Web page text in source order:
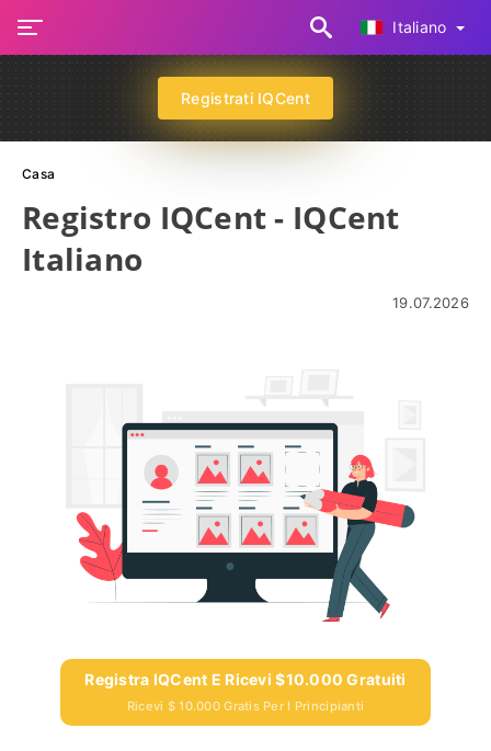
Italiano
Registrati IQCent
Casa
Registro IQCent - IQCent
Italiano
19.07.2026
Registra IQCent E Ricevi $10.000 Gratuiti
Ricevi $ 10.000 Gratis Per I Principianti